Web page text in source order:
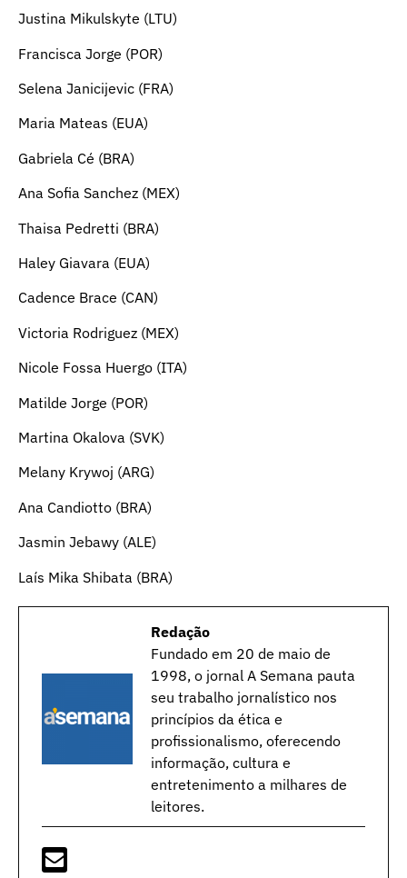
Justina Mikulskyte (LTU)
Francisca Jorge (POR)
Selena Janicijevic (FRA)
Maria Mateas (EUA)
Gabriela Cé (BRA)
Ana Sofia Sanchez (MEX)
Thaisa Pedretti (BRA)
Haley Giavara (EUA)
Cadence Brace (CAN)
Victoria Rodriguez (MEX)
Nicole Fossa Huergo (ITA)
Matilde Jorge (POR)
Martina Okalova (SVK)
Melany Krywoj (ARG)
Ana Candiotto (BRA)
Jasmin Jebawy (ALE)
Laís Mika Shibata (BRA)
Redação
Fundado em 20 de maio de
1998, o jornal A Semana pauta
seu trabalho jornalístico nos
princípios da ética e
profissionalismo, oferecendo
informação, cultura e
entretenimento a milhares de
leitores.